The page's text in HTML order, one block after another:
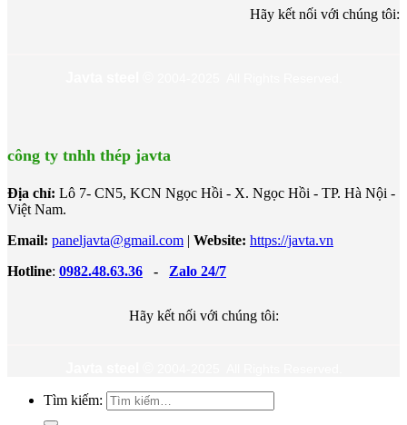
Hãy kết nối với chúng tôi:
công ty tnhh thép javta
Địa chỉ: Lô 7- CN5, KCN Ngọc Hồi - X. Ngọc Hồi - TP. Hà Nội -
Việt Nam.
Email: paneljavta@gmail.com | Website: https://javta.vn
Hotline: 0982.48.63.36 - Zalo 24/7
Hãy kết nối với chúng tôi:
Tìm kiếm: